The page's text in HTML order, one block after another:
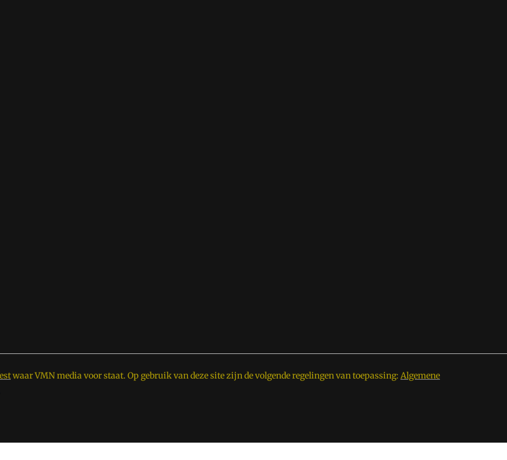
waar VMN media voor staat. Op gebruik van deze site zijn de volgende regelingen van toepassing: Algemene